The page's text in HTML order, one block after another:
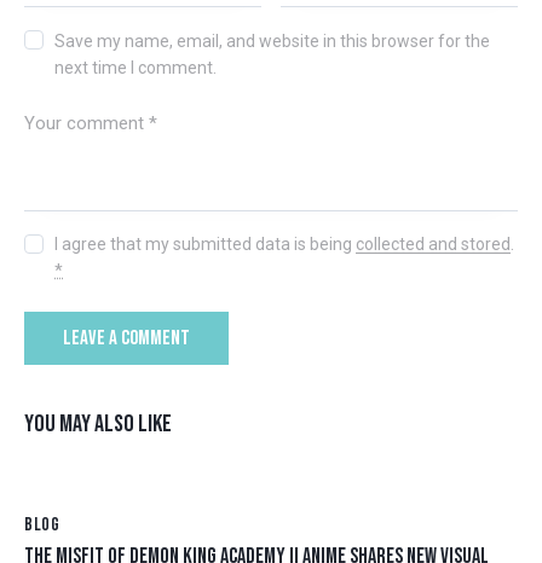
Save my name, email, and website in this browser for the
next time I comment.
I agree that my submitted data is being collected and stored
*
YOU MAY ALSO LIKE
BLOG
THE MISFIT OF DEMON KING ACADEMY II ANIME SHARES NEW VISUAL